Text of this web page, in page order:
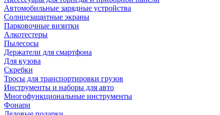
Автомобильные зарядные устройства
Солнцезащитные экраны
Парковочные визитки
Алкотестеры
Пылесосы
Держатели для смартфона
Для кузова
Скребки
Тросы для транспортировки грузов
Инструменты и наборы для авто
Многофункциональные инструменты
Фонари